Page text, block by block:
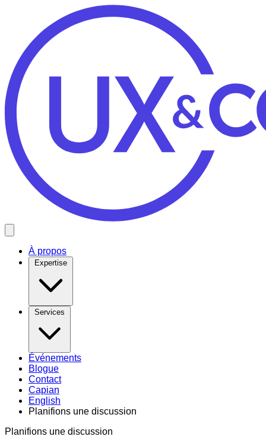
À propos
Expertise
Services
Événements
Blogue
Contact
Capian
English
Planifions une discussion
Planifions une discussion